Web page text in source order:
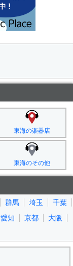
東海の楽器店
東海のその他
群馬 埼玉
千葉
愛知 京都
大阪